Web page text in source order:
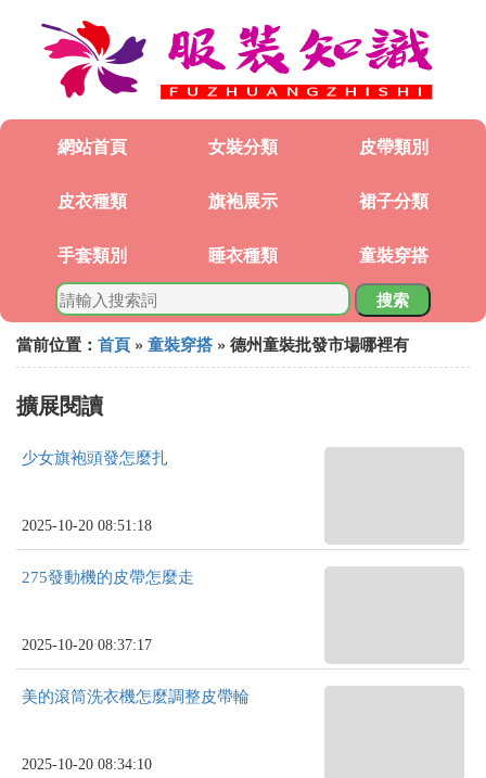
網站首頁 女裝分類 皮帶類別
皮衣種類 旗袍展示 裙子分類
手套類別 睡衣種類 童裝穿搭
搜索
當前位置： 首頁 » 童裝穿搭» 德州童裝批發市場哪裡有
擴展閱讀
少女旗袍頭發怎麼扎
2025-10-20 08:51:18
275發動機的皮帶怎麼走
2025-10-20 08:37:17
美的滾筒洗衣機怎麼調整皮帶輪
2025-10-20 08:34:10